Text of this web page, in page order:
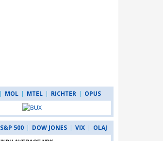
| MOL | MTEL | RICHTER | OPUS
S&P 500 | DOW JONES | VIX | OLAJ